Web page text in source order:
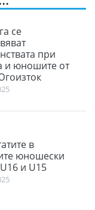
се
при
и юношите от
в
юношески
и U15